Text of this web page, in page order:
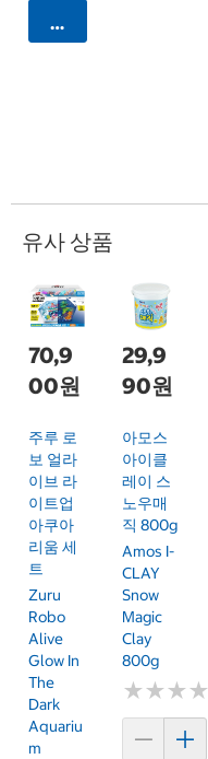
카트에 담기
유사 상품
70,9
00원
주루 로
보 얼라
이브 라
이트업
아쿠아
리움 세
트
Zuru
Robo
Alive
Glow In
The
Dark
Aquariu
M
29,9
90원
아모스
아이클
레이 스
노우매
직 800g
Amos I-
CLAY
Snow
Magic
Clay
800g
★★★★
★★★★